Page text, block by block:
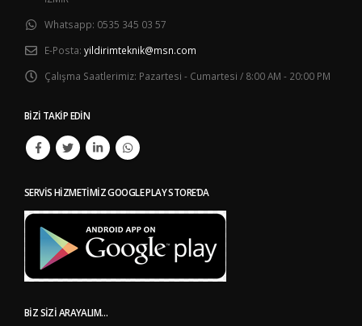
Whatsapp: 0535 345 03 57
E-Posta: yildirimteknik@msn.com
Çalışma Saatlerimiz: Pazartesi - Cumartesi / 8:00 AM - 20:00 PM
BIZI TAKIP EDIN
SERVIS HIZMETIMIZ GOOGLE PLAY STORE’DA
BIZ SIZI ARAYALIM…